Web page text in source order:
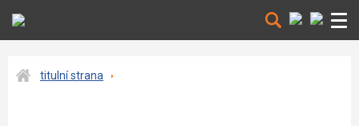
titulní strana